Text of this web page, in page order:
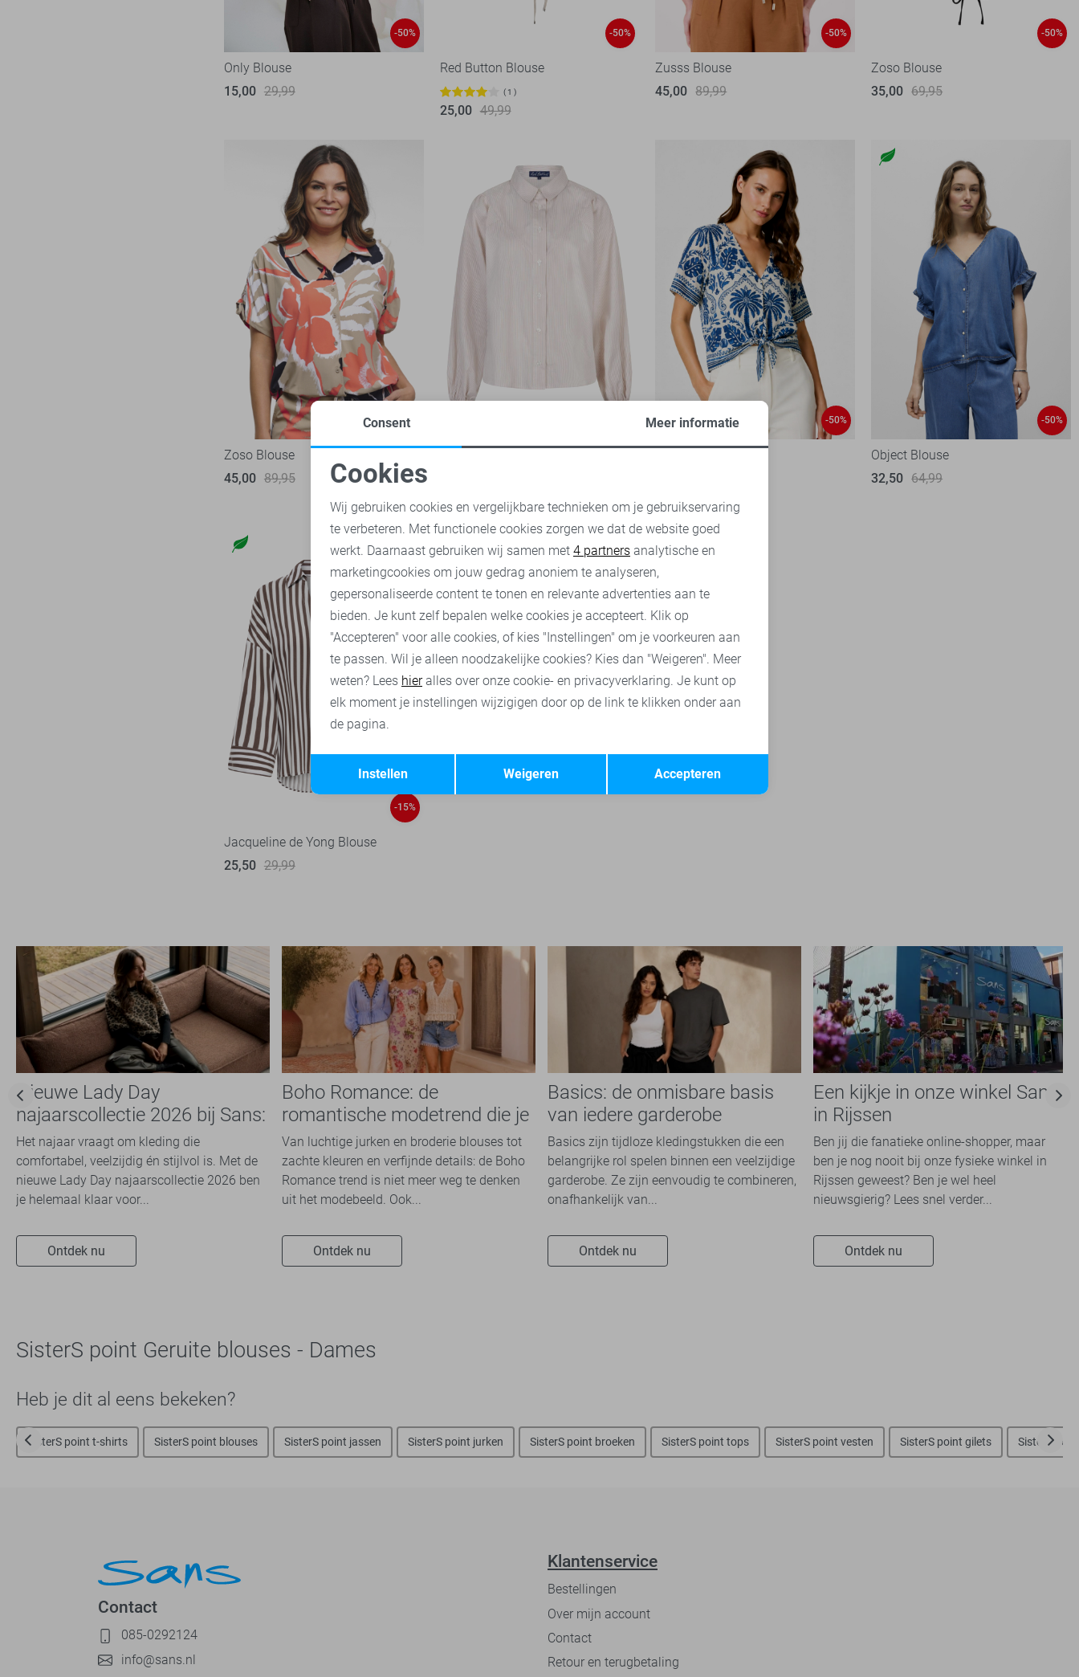
-50%
Only Blouse
15,00 29,99
-50%
Red Button Blouse
1
25,00 49,99
-50%
Zusss Blouse
45,00 89,99
-50%
Zoso Blouse
35,00 69,95
-50%
Zoso Blouse
45,00 89,95
-50% -50%
Object Blouse
32,50 64,99
-15%
Jacqueline de Yong Blouse
25,50 29,99
Nieuwe Lady Day
najaarscollectie 2026 bij Sans:
stijl en comfort in
travelkwaliteit
Het najaar vraagt om kleding die
comfortabel, veelzijdig én stijlvol is. Met de
nieuwe Lady Day najaarscollectie 2026 ben
je helemaal klaar voor...
Ontdek nu
Boho Romance: de
romantische modetrend die je
dit seizoen overal ziet
Van luchtige jurken en broderie blouses tot
zachte kleuren en verfijnde details: de Boho
Romance trend is niet meer weg te denken
uit het modebeeld. Ook...
Ontdek nu
Basics: de onmisbare basis
van iedere garderobe
Basics zijn tijdloze kledingstukken die een
belangrijke rol spelen binnen een veelzijdige
garderobe. Ze zijn eenvoudig te combineren,
onafhankelijk van...
Ontdek nu
Een kijkje in onze winkel Sans
in Rijssen
Ben jij die fanatieke online-shopper, maar
ben je nog nooit bij onze fysieke winkel in
Rijssen geweest? Ben je wel heel
nieuwsgierig? Lees snel verder...
Ontdek nu
SisterS point Geruite blouses - Dames
Heb je dit al eens bekeken?
SisterS point t-shirts SisterS point blouses SisterS point jassen SisterS point jurken SisterS point broeken SisterS point tops SisterS point vesten SisterS point gilets SisterS
Contact
085-0292124
info@sans.nl
Klantenservice
Bestellingen
Over mijn account
Contact
Retour en terugbetaling
Noodzakelijke cookies
Analytische cookies Marketing cookies
Terug Opslaan
Consent Meer informatie
Cookies
Wij gebruiken cookies en vergelijkbare technieken om je gebruikservaring
te verbeteren. Met functionele cookies zorgen we dat de website goed
werkt. Daarnaast gebruiken wij samen met 4 partners analytische en
marketingcookies om jouw gedrag anoniem te analyseren,
gepersonaliseerde content te tonen en relevante advertenties aan te
bieden. Je kunt zelf bepalen welke cookies je accepteert. Klik op
"Accepteren" voor alle cookies, of kies "Instellingen" om je voorkeuren aan
te passen. Wil je alleen noodzakelijke cookies? Kies dan "Weigeren". Meer
weten? Lees hieralles over onze cookie- en privacyverklaring. Je kunt op
elk moment je instellingen wijzigigen door op de link te klikken onder aan
de pagina.
Accepteren
Weigeren
Instellen